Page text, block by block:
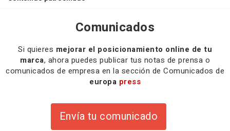
Comunicados
Si quieres mejorar el posicionamiento online de tu
marca, ahora puedes publicar tus notas de prensa o
comunicados de empresa en la sección de Comunicados de
europa press
Envía tu comunicado